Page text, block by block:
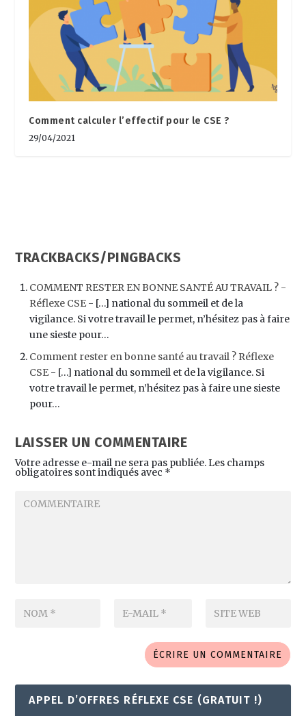
Comment calculer l’effectif pour le CSE ?
29/04/2021
TRACKBACKS/PINGBACKS
COMMENT RESTER EN BONNE SANTÉ AU TRAVAIL ? -
Réflexe CSE - […] national du sommeil et de la
vigilance. Si votre travail le permet, n’hésitez pas à faire
une sieste pour…
Comment rester en bonne santé au travail ? Réflexe
CSE - […] national du sommeil et de la vigilance. Si
votre travail le permet, n’hésitez pas à faire une sieste
pour…
LAISSER UN COMMENTAIRE
Votre adresse e-mail ne sera pas publiée.Les champs
obligatoires sont indiqués avec *
APPEL D’OFFRES RÉFLEXE CSE (GRATUIT !)